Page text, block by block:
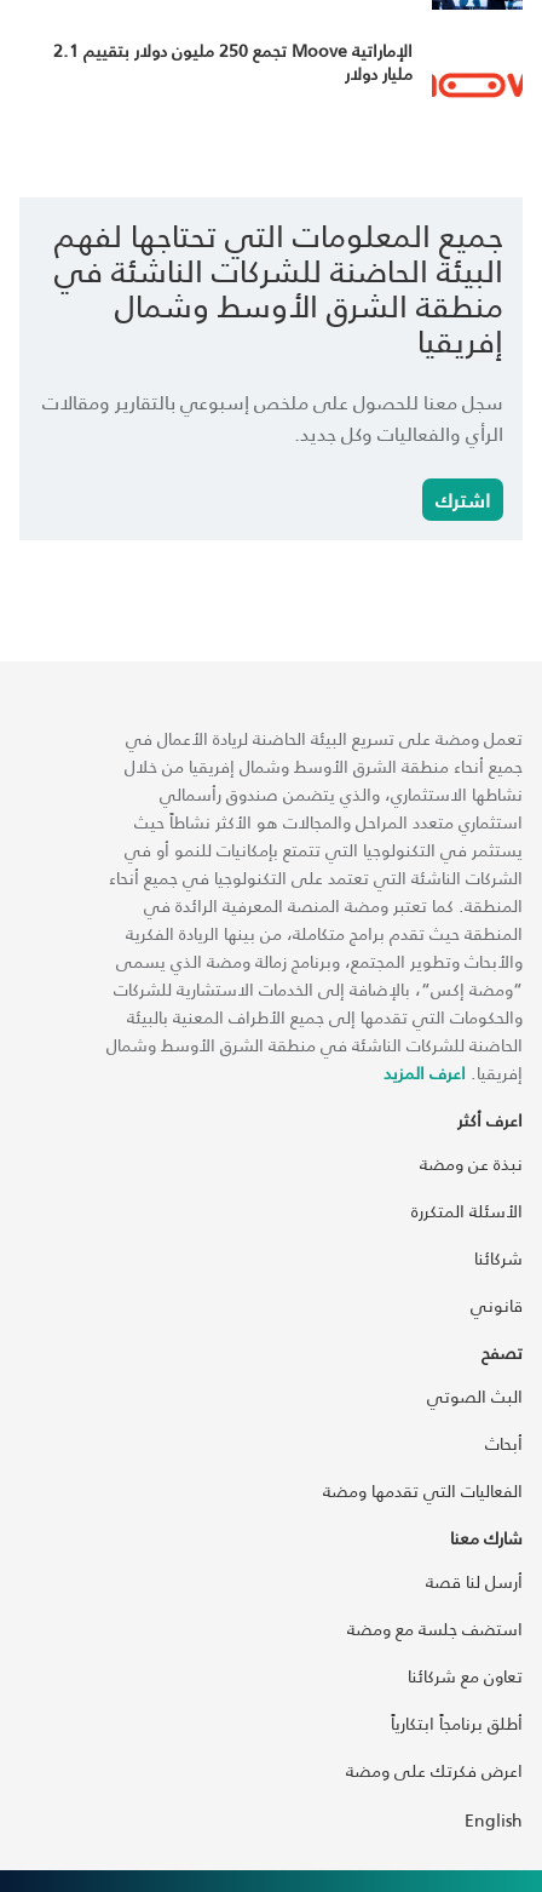
الإماراتية Moove تجمع 250 مليون دولار بتقييم 2.1
مليار دولار
جميع المعلومات التي تحتاجها لفهم
البيئة الحاضنة للشركات الناشئة في
منطقة الشرق الأوسط وشمال
إفريقيا
سجل معنا للحصول على ملخص إسبوعي بالتقارير ومقالات
الرأي والفعاليات وكل جديد.
اشترك
تعمل ومضة على تسريع البيئة الحاضنة لريادة الأعمال في
جميع أنحاء منطقة الشرق الأوسط وشمال إفريقيا من خلال
نشاطها الاستثماري، والذي يتضمن صندوق رأسمالي
استثماري متعدد المراحل والمجالات هو الأكثر نشاطاً حيث
يستثمر في التكنولوجيا التي تتمتع بإمكانيات للنمو أو في
الشركات الناشئة التي تعتمد على التكنولوجيا في جميع أنحاء
المنطقة. كما تعتبر ومضة المنصة المعرفية الرائدة في
المنطقة حيث تقدم برامج متكاملة، من بينها الريادة الفكرية
والأبحاث وتطوير المجتمع، وبرنامج زمالة ومضة الذي يسمى
“ومضة إكس“، بالإضافة إلى الخدمات الاستشارية للشركات
والحكومات التي تقدمها إلى جميع الأطراف المعنية بالبيئة
الحاضنة للشركات الناشئة في منطقة الشرق الأوسط وشمال
إفريقيا. اعرف المزيد
اعرف أكثر
نبذة عن ومضة
الأسئلة المتكررة
شركائنا
قانوني
تصفح
البث الصوتي
أبحاث
الفعاليات التي تقدمها ومضة
شارك معنا
أرسل لنا قصة
استضف جلسة مع ومضة
تعاون مع شركائنا
أطلق برنامجاً ابتكارياً
اعرض فكرتك على ومضة
English